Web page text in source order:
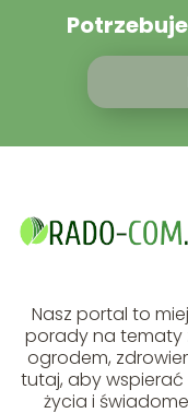
Nasz portal to
porady na tematy
ogrodem,
tutaj, aby
życia i